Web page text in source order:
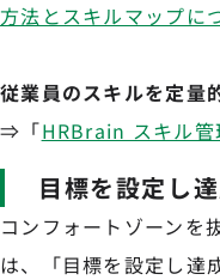
方法とスキルマップに
従業員のスキルを定量
⇒「HRBrain スキル管
目標を設定し
コンフォートゾーンを
は、「目標を設定し達